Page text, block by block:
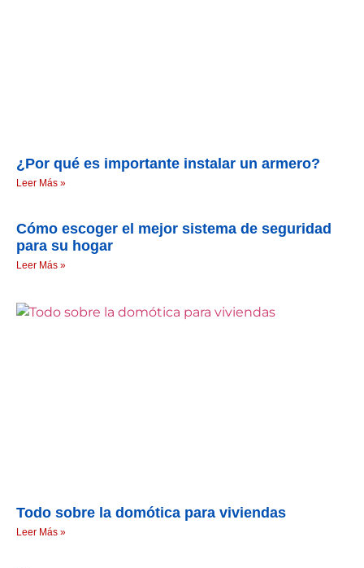
¿Por qué es importante instalar un armero?
Leer Más »
Cómo escoger el mejor sistema de seguridad
para su hogar
Leer Más »
Todo sobre la domótica para viviendas
Leer Más »